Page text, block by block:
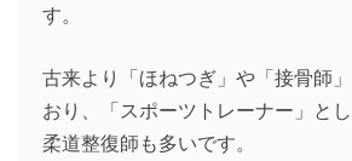
す。
古来より「ほねつぎ」や「接骨師
おり、「スポーツトレーナー」と
柔道整復師も多いです。